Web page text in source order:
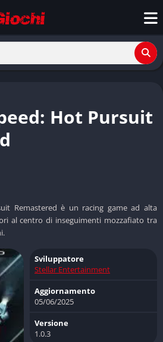
Hot Pursuit
Remastered è un racing game ad alta
al centro di inseguimenti mozzafiato tra
Sviluppatore
Stellar Entertainment
Aggiornamento
05/06/2025
Versione
1.0.3